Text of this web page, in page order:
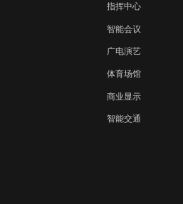
指挥中心
智能会议
广电演艺
体育场馆
商业显示
智能交通